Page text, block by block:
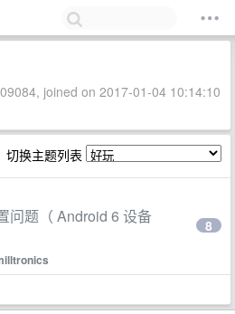
joined on 2017-01-04 10:14:10
切换主题列表
问题（ Android 6 设备
8